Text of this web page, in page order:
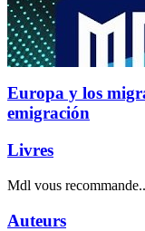
Europa y los
emigración
Livres
Mdl vous
Auteurs